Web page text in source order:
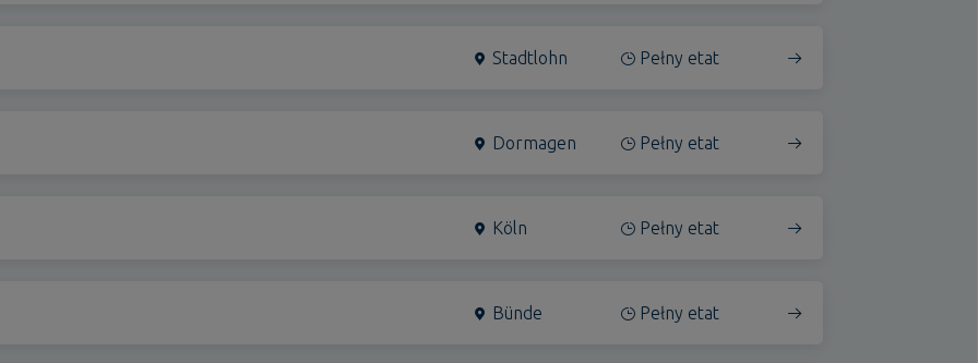
Stadtlohn Pełny etat
Dormagen Pełny etat
Köln Pełny etat
Bünde Pełny etat